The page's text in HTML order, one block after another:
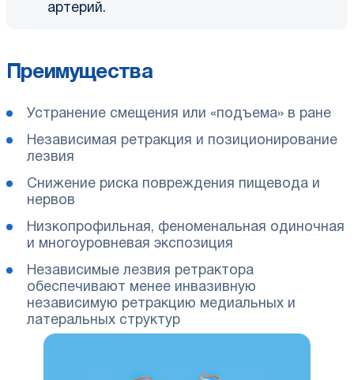
артерий.
Преимущества
Устранение смещения или «подъема» в ране
Независимая ретракция и позиционирование
лезвия
Снижение риска повреждения пищевода и
нервов
Низкопрофильная, феноменальная одиночная
и многоуровневая экспозиция
Независимые лезвия ретрактора
обеспечивают менее инвазивную
независимую ретракцию медиальных и
латеральных структур